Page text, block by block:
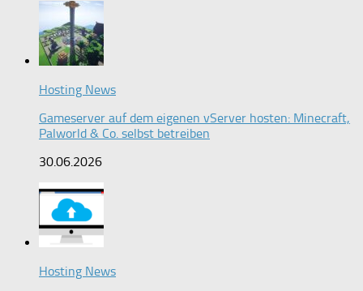
Hosting News
Gameserver auf dem eigenen vServer hosten: Minecraft,
Palworld & Co. selbst betreiben
30.06.2026
Hosting News